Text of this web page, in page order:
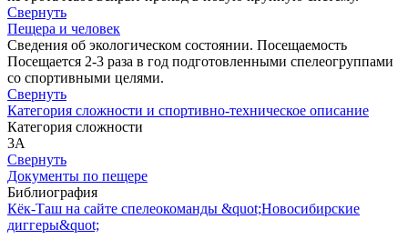
Свернуть
Пещера и человек
Сведения об экологическом состоянии. Посещаемость
Посещается 2-3 раза в год подготовленными спелеогруппами
со спортивными целями.
Свернуть
Категория сложности и спортивно-техническое описание
Категория сложности
3А
Свернуть
Документы по пещере
Библиография
Кёк-Таш на сайте спелеокоманды &quot;Новосибирские
диггеры&quot;